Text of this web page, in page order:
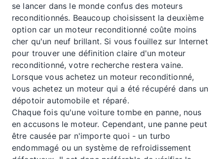
se lancer dans le monde confus des moteurs
reconditionnés. Beaucoup choisissent la deuxième
option car un moteur reconditionné coûte moins
cher qu'un neuf brillant. Si vous fouillez sur Internet
pour trouver une définition claire d'un moteur
reconditionné, votre recherche restera vaine.
Lorsque vous achetez un moteur reconditionné,
vous achetez un moteur qui a été récupéré dans un
dépotoir automobile et réparé.
Chaque fois qu'une voiture tombe en panne, nous
en accusons le moteur. Cependant, une panne peut
être causée par n'importe quoi - un turbo
endommagé ou un système de refroidissement